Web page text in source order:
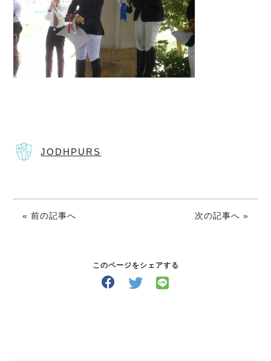
JODHPURS
« 前の記事へ 次の記事へ »
このページをシェアする